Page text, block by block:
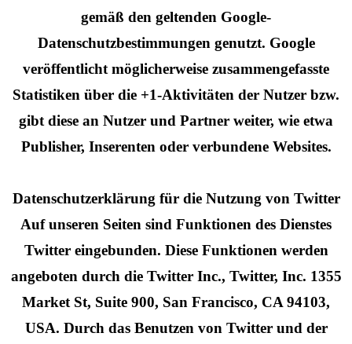
gemäß den geltenden Google-
Datenschutzbestimmungen genutzt. Google
veröffentlicht möglicherweise zusammengefasste
Statistiken über die +1-Aktivitäten der Nutzer bzw.
gibt diese an Nutzer und Partner weiter, wie etwa
Publisher, Inserenten oder verbundene Websites.
Datenschutzerklärung für die Nutzung von Twitter
Auf unseren Seiten sind Funktionen des Dienstes
Twitter eingebunden. Diese Funktionen werden
angeboten durch die Twitter Inc., Twitter, Inc. 1355
Market St, Suite 900, San Francisco, CA 94103,
USA. Durch das Benutzen von Twitter und der